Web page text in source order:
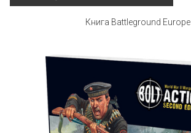
Книга Battleground Europe